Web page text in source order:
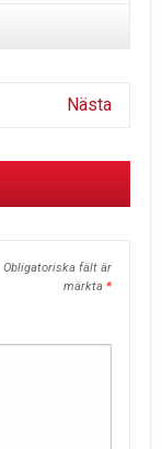
Nästa
Obligatoriska fält är
märkta *